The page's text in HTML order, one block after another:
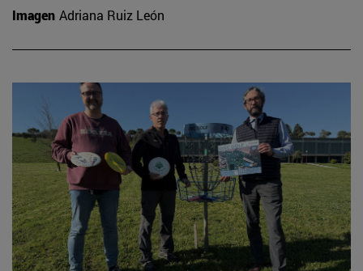
Imagen Adriana Ruiz León